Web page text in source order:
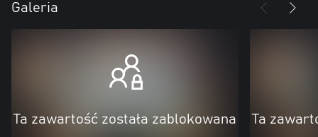
Galeria
Ta zawartość została zablokowana Ta